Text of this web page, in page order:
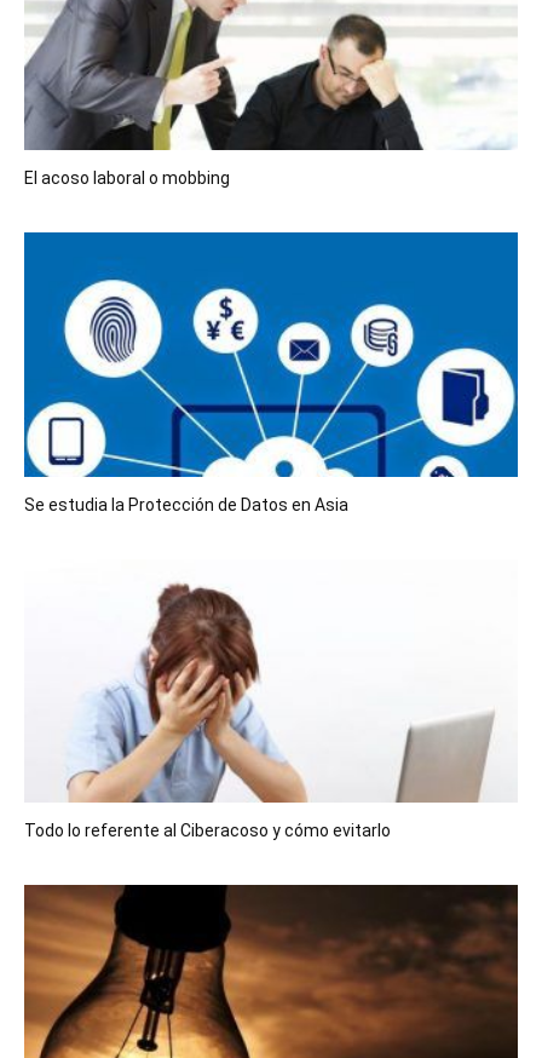
El acoso laboral o mobbing
Se estudia la Protección de Datos en Asia
Todo lo referente al Ciberacoso y cómo evitarlo